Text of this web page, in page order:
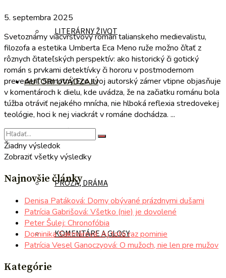
LITERÁRNY ŽIVOT
AUTORI UVÁDZAJÚ
PRÓZA, DRÁMA
KOMENTÁRE A GLOSY
5. septembra 2025
Svetoznámy viacvrstvový román talianskeho medievalistu,
filozofa a estetika Umberta Eca Meno ruže možno čítať z
rôznych čitateľských perspektív: ako historický či gotický
román s prvkami detektívky či hororu v postmodernom
prevedení. Samotný Eco svoj autorský zámer vtipne objasňuje
v komentároch k dielu, kde uvádza, že na začiatku románu bola
túžba otráviť nejakého mnícha, nie hlboká reflexia stredovekej
teológie, hoci k nej viackrát v románe dochádza. ...
Žiadny výsledok
Zobraziť všetky výsledky
Najnovšie články
Denisa Patáková: Domy obývané prázdnymi dušami
Patrícia Gabrišová: Všetko (nie) je dovolené
Peter Šulej: Chronofóbia
Dominika Sakmárová: Aj toto raz pominie
Patrícia Vesel Ganoczyová: O mužoch, nie len pre mužov
Kategórie